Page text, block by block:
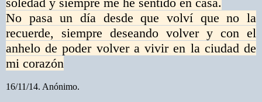
No pasa un día desde que volví que no la
recuerde, siempre deseando volver y con el
anhelo de poder volver a vivir en la ciudad de
mi corazón
16/11/14. Anónimo.